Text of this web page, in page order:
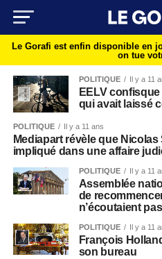
Le Gorafi est enfin disponible en
on tue
POLITIQUE Il y a 11
EELV
qui avait laissé
POLITIQUE Il y a 11 ans
Mediapart révèle que
impliqué dans une affaire
POLITIQUE Il y a 11
Assemblée
de
n’écoutaient pas
POLITIQUE Il y a 11
François
son bureau